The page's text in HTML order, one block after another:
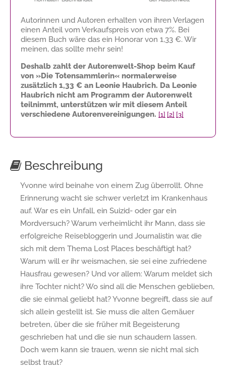
Autorinnen und Autoren erhalten von ihren Verlagen
einen Anteil vom Verkaufspreis von etwa 7%. Bei
diesem Buch wäre das ein Honorar von 1,33 €. Wir
meinen, das sollte mehr sein!
Deshalb zahlt der Autorenwelt-Shop beim Kauf
von »Die Totensammlerin« normalerweise
zusätzlich 1,33 € an Leonie Haubrich. Da Leonie
Haubrich nicht am Programm der Autorenwelt
teilnimmt, unterstützen wir mit diesem Anteil
verschiedene Autorenvereinigungen. [1] [2] [3]
Beschreibung
Yvonne wird beinahe von einem Zug überrollt. Ohne
Erinnerung wacht sie schwer verletzt im Krankenhaus
auf. War es ein Unfall, ein Suizid- oder gar ein
Mordversuch? Warum verheimlicht ihr Mann, dass sie
erfolgreiche Reisebloggerin und Journalistin war, die
sich mit dem Thema Lost Places beschäftigt hat?
Warum will er ihr weismachen, sie sei eine zufriedene
Hausfrau gewesen? Und vor allem: Warum meldet sich
ihre Tochter nicht? Wo sind all die Menschen geblieben,
die sie einmal geliebt hat? Yvonne begreift, dass sie auf
sich allein gestellt ist. Sie muss die alten Gemäuer
betreten, über die sie früher mit Begeisterung
geschrieben hat und die sie nun schaudern lassen.
Doch wem kann sie trauen, wenn sie nicht mal sich
selbst traut?